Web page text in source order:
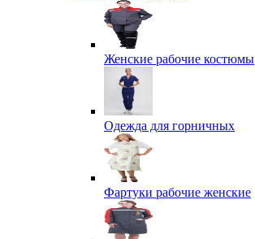
Женские рабочие костюмы
Одежда для горничных
Фартуки рабочие женские